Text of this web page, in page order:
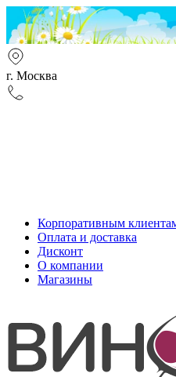
г. Москва
Корпоративным
Оплата и доставка
Дисконт
О компании
Магазины